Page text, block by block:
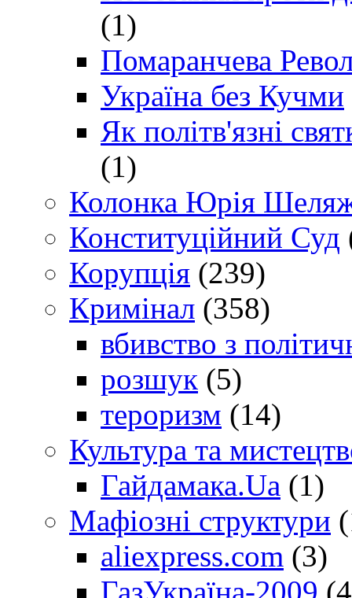
(1)
Помаранчева
Україна без Кучми
Як політв'язні
(1)
Колонка Юрія
Конституційний Суд
Корупція (239)
Кримінал (358)
вбивство з
розшук (5)
тероризм (14)
Культура та
Гайдамака.Ua (1)
Мафіозні структури
aliexpress.com (3)
ГазУкраїна-2009